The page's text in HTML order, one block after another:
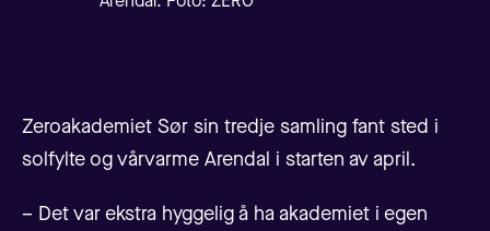
Zeroakademiet Sør sin tredje samling fant sted i
solfylte og vårvarme Arendal i starten av april.
– Det var ekstra hyggelig å ha akademiet i egen